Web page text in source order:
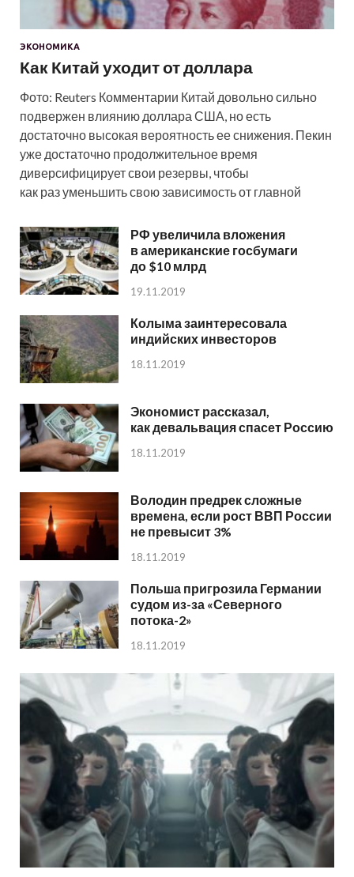
ЭКОНОМИКА
Как Китай уходит от доллара
Фото: Reuters Комментарии Китай довольно сильно
подвержен влиянию доллара США, но есть
достаточно высокая вероятность ее снижения. Пекин
уже достаточно продолжительное время
диверсифицирует свои резервы, чтобы
как раз уменьшить свою зависимость от главной
РФ увеличила вложения
в американские госбумаги
до $10 млрд
19.11.2019
Колыма заинтересовала
индийских инвесторов
18.11.2019
Экономист рассказал,
как девальвация спасет Россию
18.11.2019
Володин предрек сложные
времена, если рост ВВП России
не превысит 3%
18.11.2019
Польша пригрозила Германии
судом из-за «Северного
потока-2»
18.11.2019